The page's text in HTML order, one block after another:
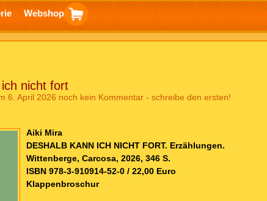
Webshop
nicht fort
6. April 2026 noch kein Kommentar - schreibe den ersten!
Aiki Mira
DESHALB KANN ICH NICHT FORT. Erzählungen.
Wittenberge, Carcosa, 2026, 346 S.
ISBN 978-3-910914-52-0 / 22,00 Euro
Klappenbroschur